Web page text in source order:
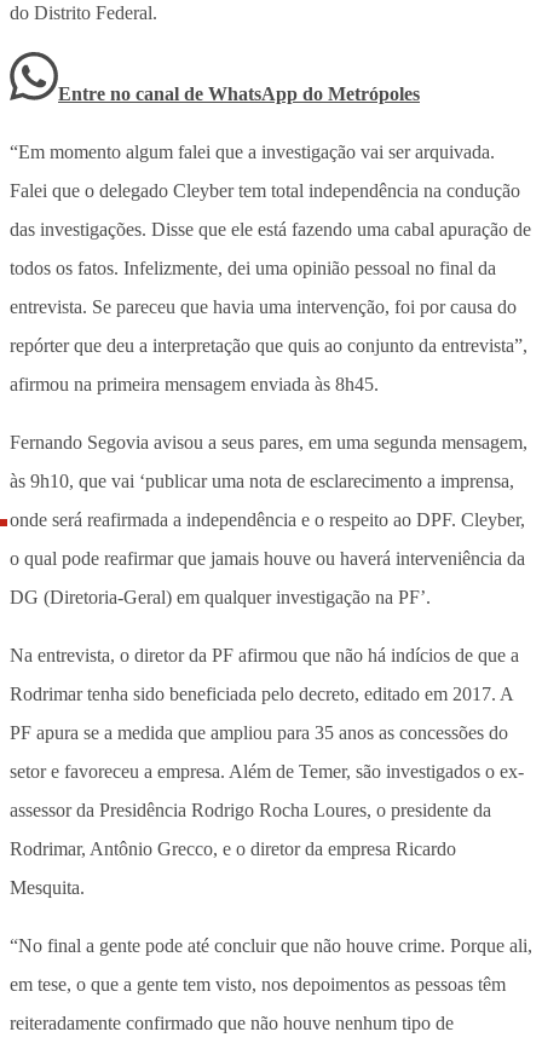
do Distrito Federal.
Entre no canal de WhatsApp do Metrópoles
“Em momento algum falei que a investigação vai ser arquivada.
Falei que o delegado Cleyber tem total independência na condução
das investigações. Disse que ele está fazendo uma cabal apuração de
todos os fatos. Infelizmente, dei uma opinião pessoal no final da
entrevista. Se pareceu que havia uma intervenção, foi por causa do
repórter que deu a interpretação que quis ao conjunto da entrevista”,
afirmou na primeira mensagem enviada às 8h45.
Fernando Segovia avisou a seus pares, em uma segunda mensagem,
às 9h10, que vai ‘publicar uma nota de esclarecimento a imprensa,
onde será reafirmada a independência e o respeito ao DPF. Cleyber,
o qual pode reafirmar que jamais houve ou haverá interveniência da
DG (Diretoria-Geral) em qualquer investigação na PF’.
Na entrevista, o diretor da PF afirmou que não há indícios de que a
Rodrimar tenha sido beneficiada pelo decreto, editado em 2017. A
PF apura se a medida que ampliou para 35 anos as concessões do
setor e favoreceu a empresa. Além de Temer, são investigados o ex-
assessor da Presidência Rodrigo Rocha Loures, o presidente da
Rodrimar, Antônio Grecco, e o diretor da empresa Ricardo
Mesquita.
“No final a gente pode até concluir que não houve crime. Porque ali,
em tese, o que a gente tem visto, nos depoimentos as pessoas têm
reiteradamente confirmado que não houve nenhum tipo de